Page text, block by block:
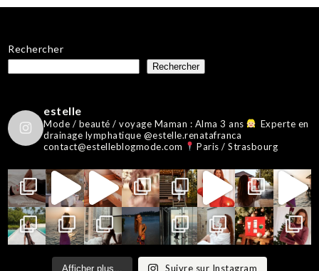
Rechercher
Rechercher
estelle
Mode / beauté / voyage Maman : Alma 3 ans
Experte en
drainage lymphatique @estelle.renatafranca
contact@estelleblogmode.com
Paris / Strasbourg
Afficher plus... Suivre sur Instagram